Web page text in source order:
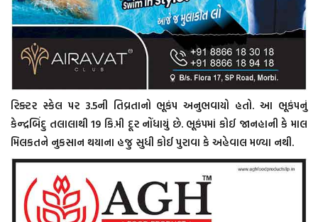
રિક્ટર સ્કેલ પર 3.5ની તિવ્રતાનો ભૂકંપ અનુભવાયો હતો. આ ભૂકંપનું
કેન્દ્રબિંદુ તલાલાથી 19 કિ.મી દૂર નોંધાયું છે. ભૂકંપમાં કોઈ જાનહાની કે માલ
મિલકતને નુકસાન થયાના હજુ સુધી કોઈ પુરાવા કે અહેવાલ મળ્યા નથી.